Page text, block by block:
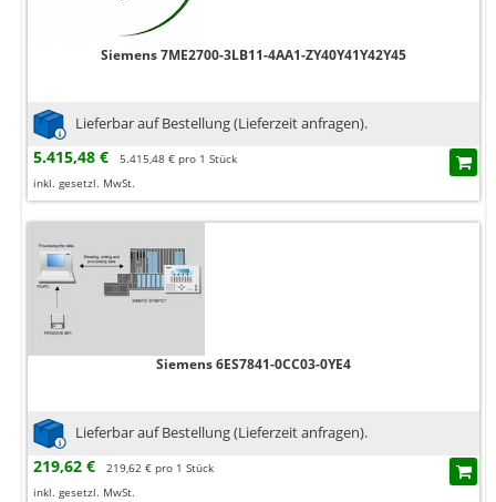
Siemens 7ME2700-3LB11-4AA1-ZY40Y41Y42Y45
Lieferbar auf Bestellung (Lieferzeit anfragen).
5.415,48 €
5.415,48 € pro 1 Stück
inkl. gesetzl. MwSt.
Siemens 6ES7841-0CC03-0YE4
Lieferbar auf Bestellung (Lieferzeit anfragen).
219,62 €
219,62 € pro 1 Stück
inkl. gesetzl. MwSt.